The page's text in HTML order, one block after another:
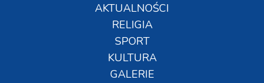
AKTUALNOŚCI
RELIGIA
SPORT
KULTURA
GALERIE